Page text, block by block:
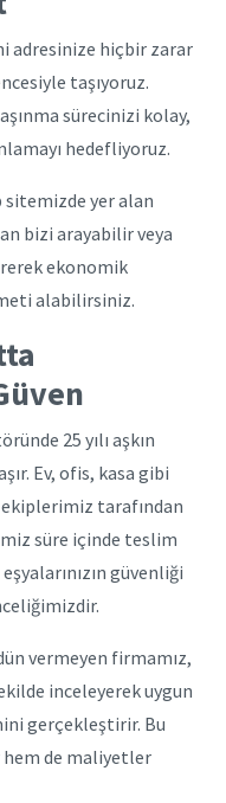
adresinize hiçbir zarar
taşıyoruz.
sürecinizi kolay,
hedefliyoruz.
yer alan
bizi arayabilir veya
ekonomik
alabilirsiniz.
25 yılı aşkın
Ev, ofis, kasa gibi
ekiplerimiz tarafından
süre içinde teslim
güvenliği
vermeyen firmamız,
inceleyerek uygun
gerçekleştirir. Bu
hem de maliyetler